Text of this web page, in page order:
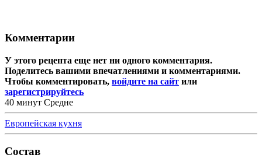
Комментарии
У этого рецепта еще нет ни одного комментария.
Поделитесь вашими впечатлениями и комментариями.
Чтобы комментировать, войдите на сайт или
зарегистрируйтесь
40 минут Средне
Европейская кухня
Состав